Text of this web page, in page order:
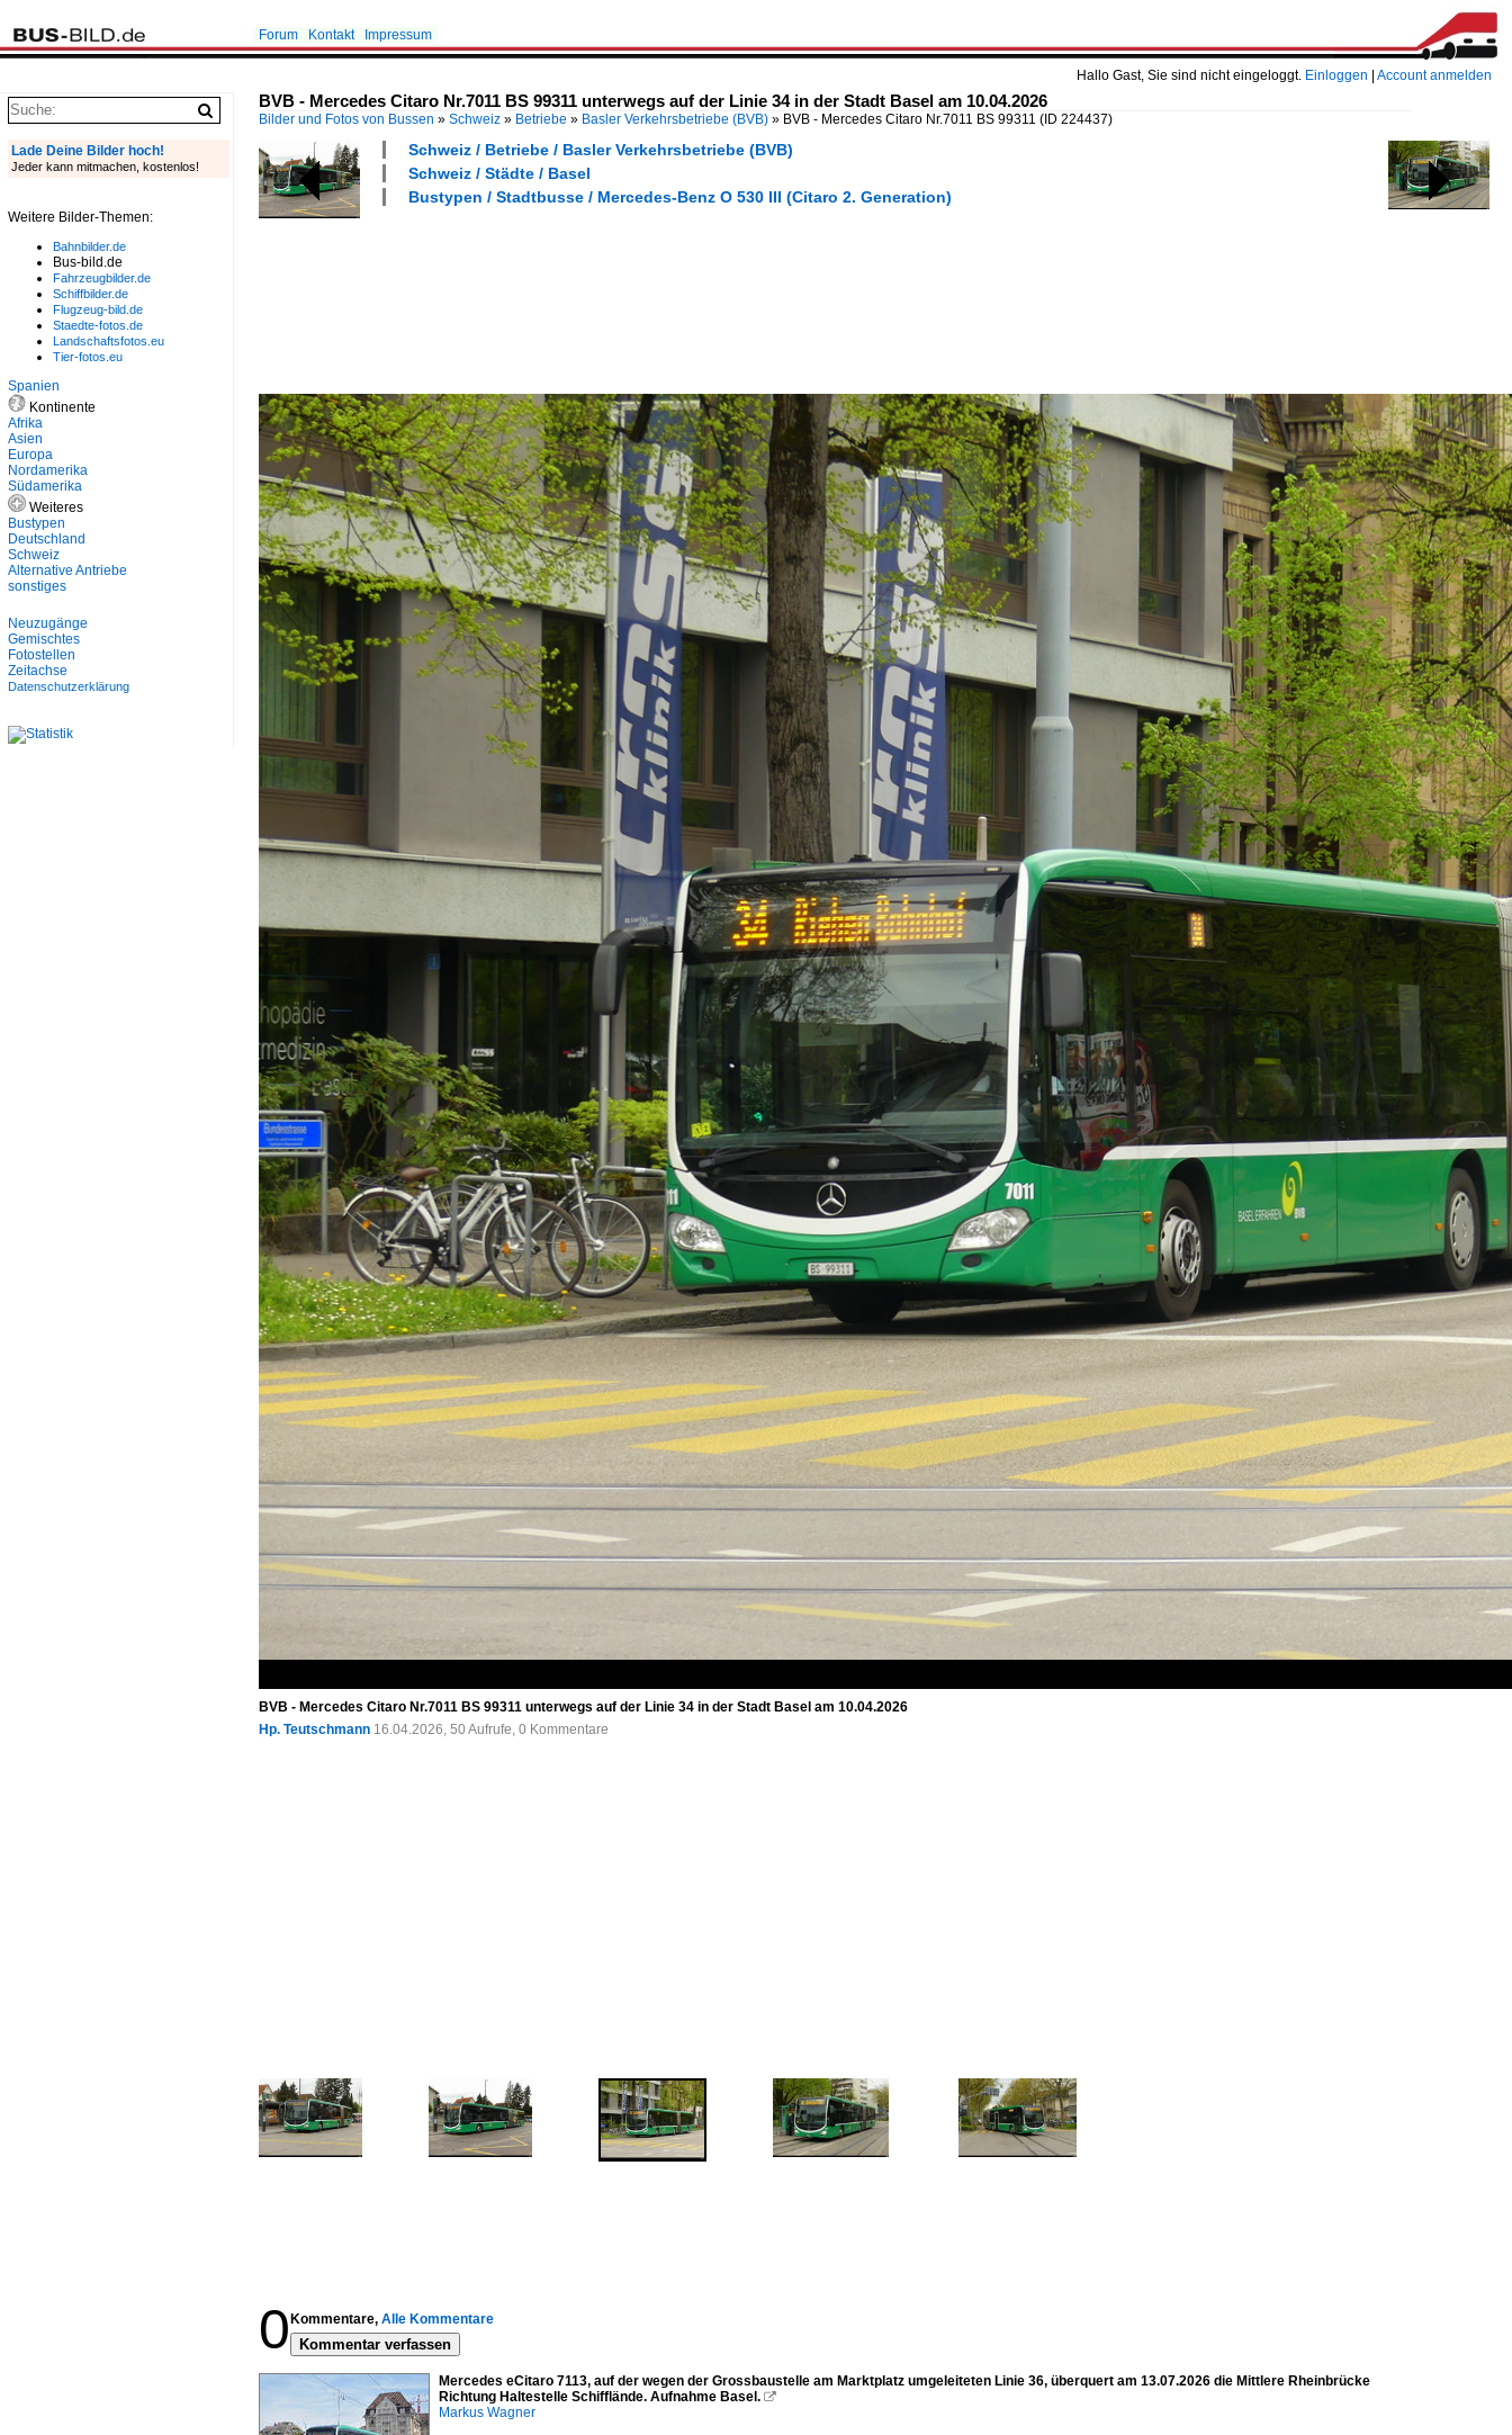
Hallo Gast, Sie sind nicht eingeloggt. Einloggen Account anmelden
Forum Kontakt Impressum
BVB - Mercedes Citaro Nr.7011 BS 99311 unterwegs auf der Linie 34 in der Stadt Basel am 10.04.2026
Bilder und Fotos von Bussen » Schweiz » Betriebe » Basler Verkehrsbetriebe (BVB) » BVB - Mercedes Citaro Nr.7011 BS 99311 (ID 224437)
Schweiz / Betriebe / Basler Verkehrsbetriebe (BVB)
Schweiz / Städte / Basel
Bustypen / Stadtbusse / Mercedes-Benz O 530 III (Citaro 2. Generation)
BVB - Mercedes Citaro Nr.7011 BS 99311 unterwegs auf der Linie 34 in der Stadt Basel am 10.04.2026
Hp. Teutschmann 16.04.2026, 50 Aufrufe, 0 Kommentare
0 Kommentare, Alle Kommentare
Kommentar verfassen
Mercedes eCitaro 7113, auf der wegen der Grossbaustelle am Marktplatz umgeleiteten Linie 36, überquert am 13.07.2026 die Mittlere Rheinbrücke
Richtung Haltestelle Schifflände. Aufnahme Basel. 
Markus Wagner
Lade Deine Bilder hoch!
Jeder kann mitmachen, kostenlos!
Weitere Bilder-Themen:
Bahnbilder.de
Bus-bild.de
Fahrzeugbilder.de
Schiffbilder.de
Flugzeug-bild.de
Staedte-fotos.de
Landschaftsfotos.eu
Tier-fotos.eu
Spanien
Kontinente
Afrika
Asien
Europa
Nordamerika
Südamerika
Weiteres
Bustypen
Deutschland
Schweiz
Alternative Antriebe
sonstiges
Neuzugänge
Gemischtes
Fotostellen
Zeitachse
Datenschutzerklärung